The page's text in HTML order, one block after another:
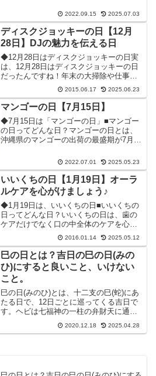
す。元々、とても可愛らしい動物の猫を
モチーフにした像なので、招き猫が古今
東西で気に入られてい...
2022.09.15 2025.07.03
ディスクジョッキーの日【12月
28日】DJの魅力を伝える日
◆12月28日はディスクジョッキーの日実
は、12月28日はディスクジョッキーの日
だったんですね！年末の大掃除や仕事納
めでドタバタしていることが多い師走の
28日が、まさかディスクジョッキーの日
という何ともノリの良さそうな記念日だ
ったとは意外で...
2015.06.17 2025.06.23
マンゴーの日【7月15日】
◆7月15日は「マンゴーの日」■マンゴー
の日ってどんな日？マンゴーの日とは、
沖縄県のマンゴーの出荷の最盛期が7月15
念日です。毎年のこの日は、沖縄県産マ
ンゴーの魅力である「完熟・新鮮・美味
しさ」のPRと、...
2022.07.01 2025.05.23
いいくちの日【1月19日】オーラ
ルケアを心がけましょう♪
◆1月19日は、いいくちの日■いいくちの
日ってどんな日？いいくちの日は、歯の
ケアだけでなく口の中全体のケアを心が
けることを啓発する日です。確かに「歯
磨きをしただけでOK」と思い込んでいる
人は大勢いると思います。実際には、歯
だけじゃなく、歯を...
2016.01.14 2025.05.12
巳の日とは？吉日の巳の日(みの
ひ)にすると良いこと、いけない
こと。
巳の日(みのひ)とは、十二支の巳(蛇)にあ
たる日で、12日ごとに巡ってくる吉日で
す。ヘビは七福神の一柱の弁財天に通ず
ると言われ、特に白蛇は弁財天の使いと
いうことで、金運・財運がアップするご
2020.12.18 2025.04.28